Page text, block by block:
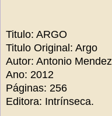
Titulo: ARGO
Titulo Original: Argo
Autor: Antonio Mendez
Ano: 2012
Páginas: 256
Editora: Intrínseca.